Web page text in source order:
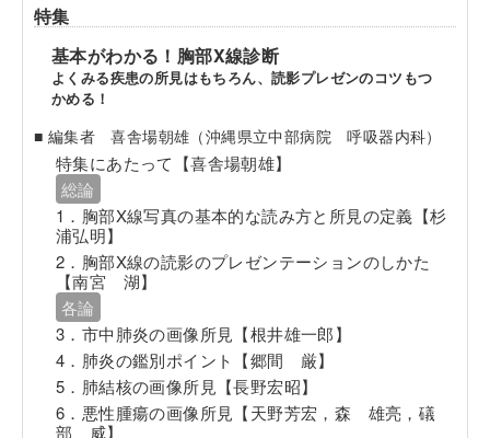
特集
基本がわかる！胸部X線診断
よくみる疾患の所見はもちろん、読影プレゼンのコツもつ
かめる！
■ 編集者 喜舎場朝雄（沖縄県立中部病院 呼吸器内科）
特集にあたって【喜舎場朝雄】
総論
1．胸部X線写真の基本的な読み方と所見の定義【杉
浦弘明】
2．胸部X線の読影のプレゼンテーションのしかた
【南宮 湖】
各論
3．市中肺炎の画像所見【根井雄一郎】
4．肺炎の鑑別ポイント【郷間 厳】
5．肺結核の画像所見【長野宏昭】
6．悪性腫瘍の画像所見【天野芳宏，森 雄亮，礒
部 威】